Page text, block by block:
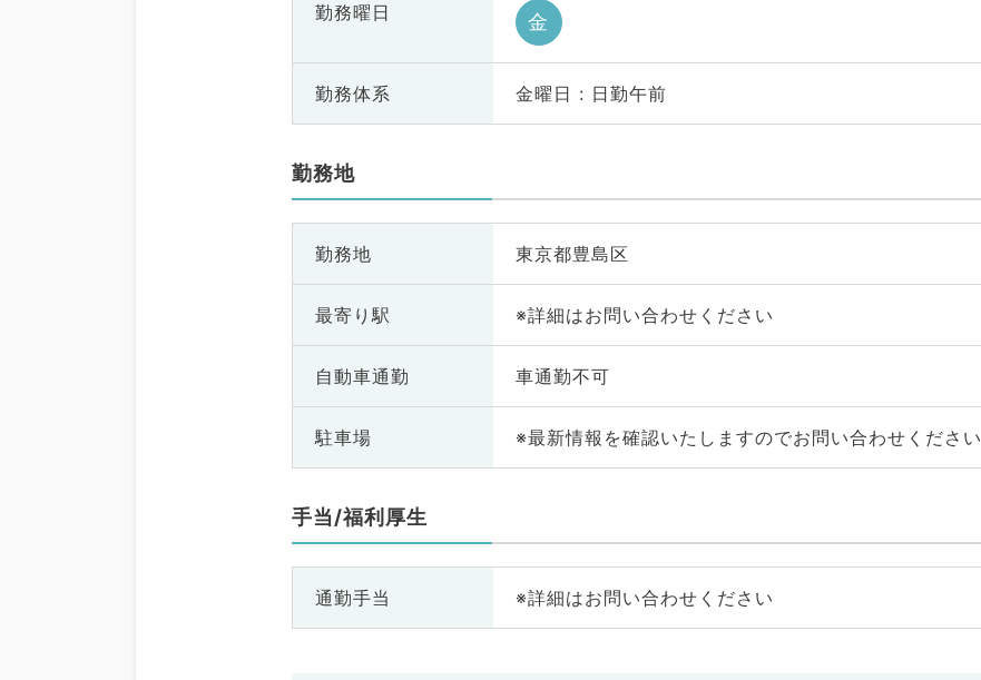
勤務曜日 金
勤務体系 金曜日 : 日勤午前
勤務地
勤務地 東京都豊島区
最寄り駅 ※詳細はお問い合わせください
自動車通勤 車通勤不可
駐車場 ※最新情報を確認いたしますのでお問い合わせください
手当/福利厚生
通勤手当 ※詳細はお問い合わせください